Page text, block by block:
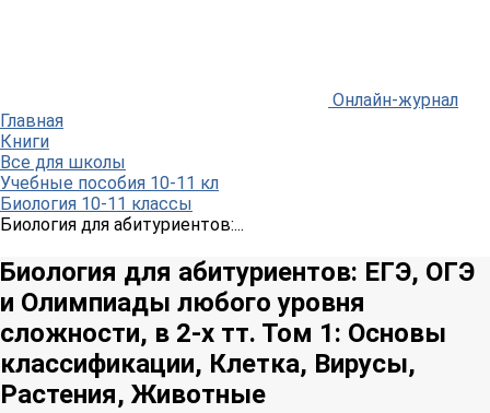
Онлайн-журнал
Главная
Книги
Все для школы
Учебные пособия 10-11 кл
Биология 10-11 классы
Биология для абитуриентов:...
Биология для абитуриентов: ЕГЭ, ОГЭ
и Олимпиады любого уровня
сложности, в 2-х тт. Том 1: Основы
классификации, Клетка, Вирусы,
Растения, Животные